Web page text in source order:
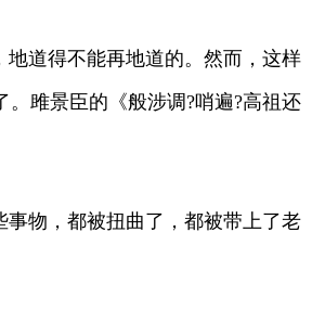
地道得不能再地道的。然而，这样
雎景臣的《般涉调?哨遍?高祖还
事物，都被扭曲了，都被带上了老